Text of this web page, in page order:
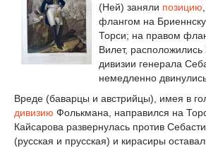
(Ней) заняли позицию
флангом на
Торси; на правом
Вилет, расположились
дивизии генерала
немедленно
Вреде (баварцы и австрийцы), имея в
дивизию Фолькмана, направился на
Кайсарова развернулась против
(русская и прусская) и кирасиры